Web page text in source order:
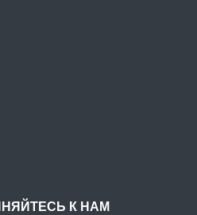
К НАМ